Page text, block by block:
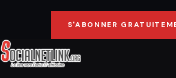
S'ABONNER